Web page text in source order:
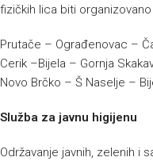
fizičkih lica biti organizovano
Prutače – Ograđenovac –
Cerik –Bijela – Gornja
Novo Brčko – Š Naselje –
Služba za javnu higijenu
Održavanje javnih, zelenih i